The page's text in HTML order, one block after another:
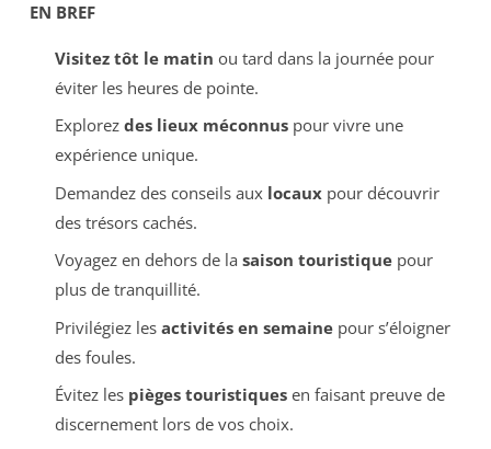
EN BREF
Visitez tôt le matin ou tard dans la journée pour
éviter les heures de pointe.
Explorez des lieux méconnuspour vivre une
expérience unique.
Demandez des conseils aux locauxpour découvrir
des trésors cachés.
Voyagez en dehors de la saison touristiquepour
plus de tranquillité.
Privilégiez les activités en semainepour s’éloigner
des foules.
Évitez les pièges touristiquesen faisant preuve de
discernement lors de vos choix.